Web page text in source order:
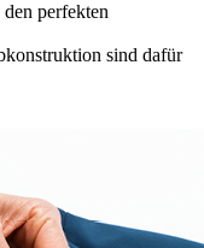
perfekten
sind dafür